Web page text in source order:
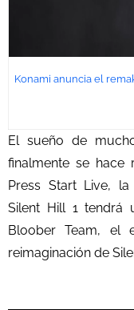
Konami anuncia el
El sueño de
finalmente se hace
Press Start Live,
Silent Hill 1 tendrá
Bloober Team, el
reimaginación de